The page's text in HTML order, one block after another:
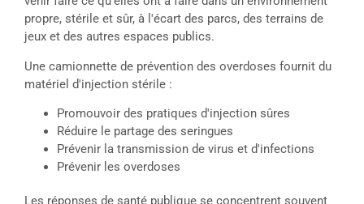
propre, stérile et sûr, à l'écart des parcs, des terrains de
jeux et des autres espaces publics.
Une camionnette de prévention des overdoses fournit du
matériel d'injection stérile :
Promouvoir des pratiques d'injection sûres
Réduire le partage des seringues
Prévenir la transmission de virus et d'infections
Prévenir les overdoses
Les réponses de santé publique se concentrent souvent